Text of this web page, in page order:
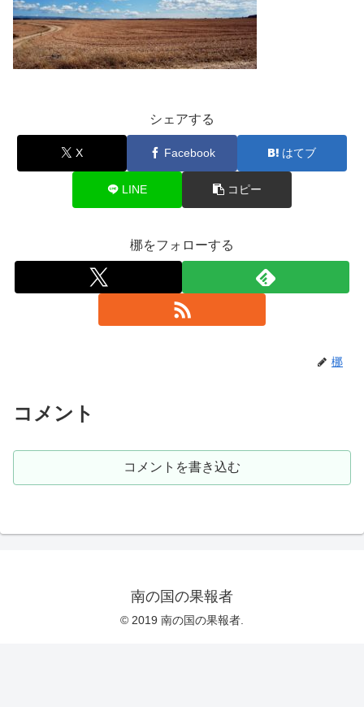
シェアする
X Facebook はてブ
LINE コピー
梛をフォローする
梛
コメント
コメントを書き込む
南の国の果報者
© 2019 南の国の果報者.